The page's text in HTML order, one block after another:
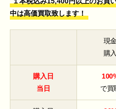
中は高価買取致します！
現金
購入
購入日
当日
で買